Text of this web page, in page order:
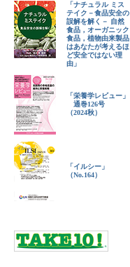
「ナチュラル ミス
テイク－食品安全の
誤解を解く－ 自然
食品，オーガニック
食品，植物由来製品
はあなたが考えるほ
ど安全ではない理
由」
「栄養学レビュー」
通巻126号
（2024秋）
「イルシー」
（No.164）